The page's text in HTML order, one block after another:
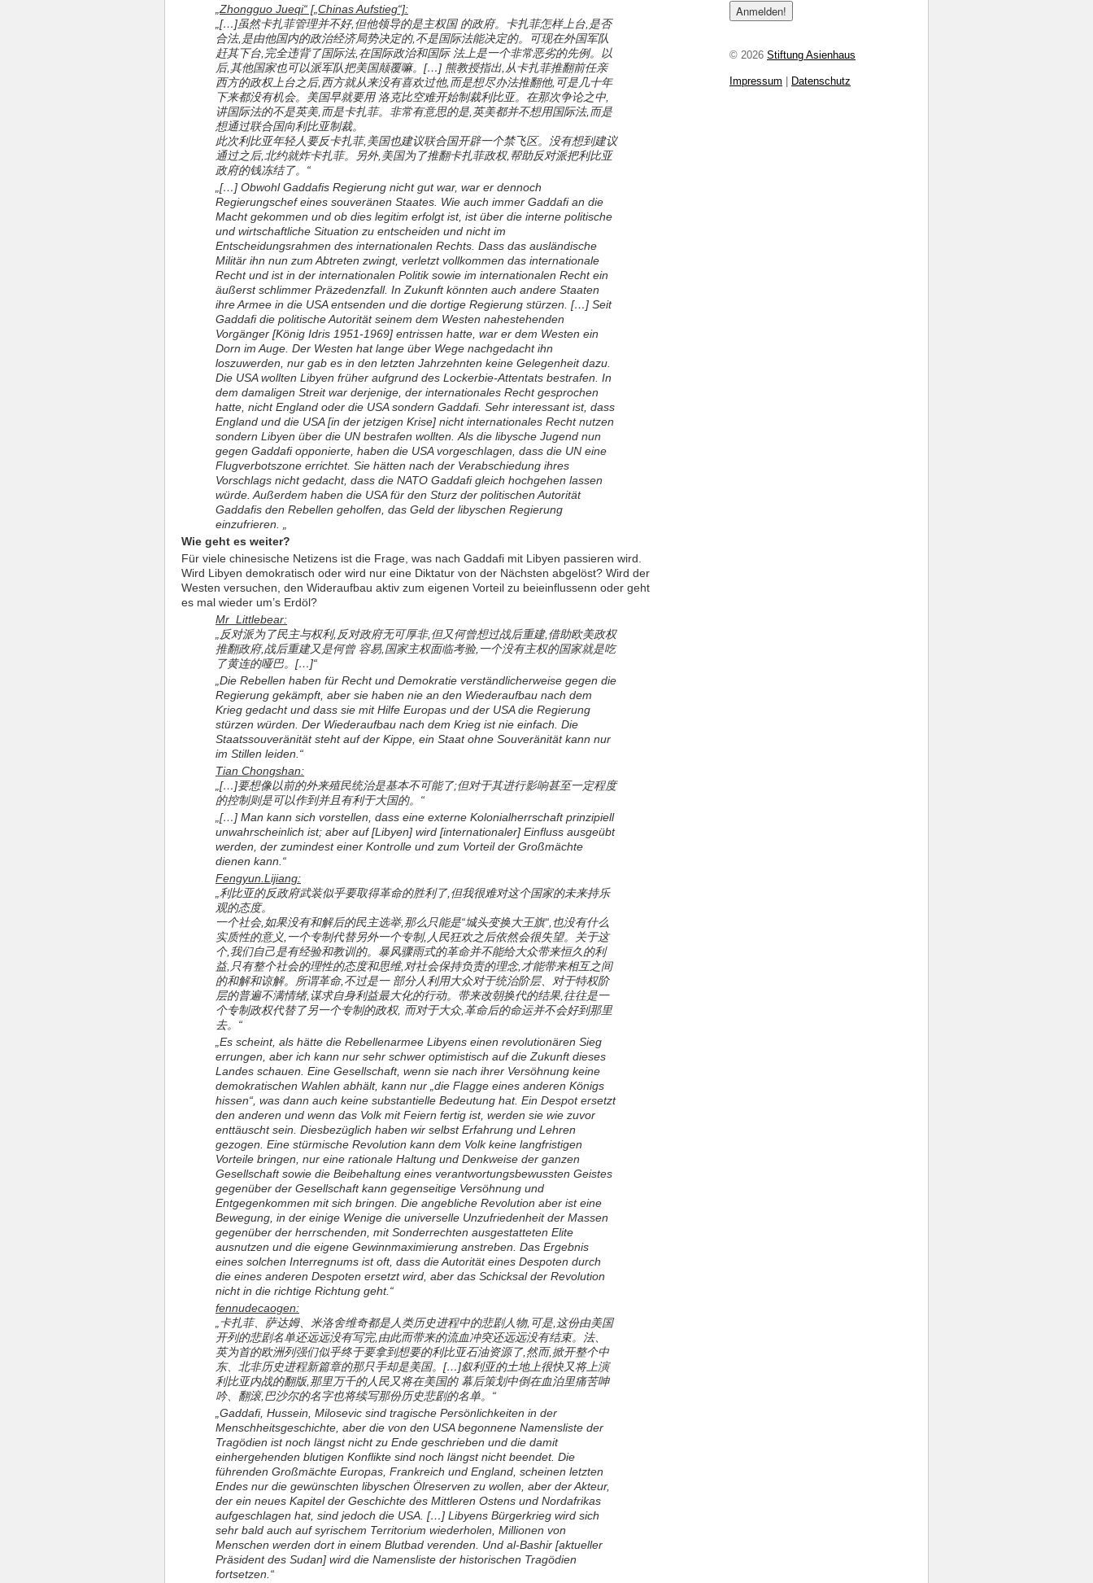
„Zhongguo Jueqi“ [„Chinas Aufstieg“]:
„[…]虽然卡扎菲管理并不好,但他领导的是主权国 的政府。卡扎菲怎样上台,是否
合法,是由他国内的政治经济局势决定的,不是国际法能决定的。可现在外国军队
赶其下台,完全违背了国际法,在国际政治和国际 法上是一个非常恶劣的先例。以
后,其他国家也可以派军队把美国颠覆嘛。[…] 熊教授指出,从卡扎菲推翻前任亲
西方的政权上台之后,西方就从来没有喜欢过他,而是想尽办法推翻他,可是几十年
下来都没有机会。美国早就要用 洛克比空难开始制裁利比亚。在那次争论之中,
讲国际法的不是英美,而是卡扎菲。非常有意思的是,英美都并不想用国际法,而是
想通过联合国向利比亚制裁。
此次利比亚年轻人要反卡扎菲,美国也建议联合国开辟一个禁飞区。没有想到建议
通过之后,北约就炸卡扎菲。另外,美国为了推翻卡扎菲政权,帮助反对派把利比亚
政府的钱冻结了。“
„[…] Obwohl Gaddafis Regierung nicht gut war, war er dennoch
Regierungschef eines souveränen Staates. Wie auch immer Gaddafi an die
Macht gekommen und ob dies legitim erfolgt ist, ist über die interne politische
und wirtschaftliche Situation zu entscheiden und nicht im
Entscheidungsrahmen des internationalen Rechts. Dass das ausländische
Militär ihn nun zum Abtreten zwingt, verletzt vollkommen das internationale
Recht und ist in der internationalen Politik sowie im internationalen Recht ein
äußerst schlimmer Präzedenzfall. In Zukunft könnten auch andere Staaten
ihre Armee in die USA entsenden und die dortige Regierung stürzen. […] Seit
Gaddafi die politische Autorität seinem dem Westen nahestehenden
Vorgänger [König Idris 1951-1969] entrissen hatte, war er dem Westen ein
Dorn im Auge. Der Westen hat lange über Wege nachgedacht ihn
loszuwerden, nur gab es in den letzten Jahrzehnten keine Gelegenheit dazu.
Die USA wollten Libyen früher aufgrund des Lockerbie-Attentats bestrafen. In
dem damaligen Streit war derjenige, der internationales Recht gesprochen
hatte, nicht England oder die USA sondern Gaddafi. Sehr interessant ist, dass
England und die USA [in der jetzigen Krise] nicht internationales Recht nutzen
sondern Libyen über die UN bestrafen wollten. Als die libysche Jugend nun
gegen Gaddafi opponierte, haben die USA vorgeschlagen, dass die UN eine
Flugverbotszone errichtet. Sie hätten nach der Verabschiedung ihres
Vorschlags nicht gedacht, dass die NATO Gaddafi gleich hochgehen lassen
würde. Außerdem haben die USA für den Sturz der politischen Autorität
Gaddafis den Rebellen geholfen, das Geld der libyschen Regierung
einzufrieren. „
Wie geht es weiter?
Für viele chinesische Netizens ist die Frage, was nach Gaddafi mit Libyen passieren wird.
Wird Libyen demokratisch oder wird nur eine Diktatur von der Nächsten abgelöst? Wird der
Westen versuchen, den Wideraufbau aktiv zum eigenen Vorteil zu beieinflussenn oder geht
es mal wieder um’s Erdöl?
Mr_Littlebear:
„反对派为了民主与权利,反对政府无可厚非,但又何曾想过战后重建,借助欧美政权
推翻政府,战后重建又是何曾 容易,国家主权面临考验,一个没有主权的国家就是吃
了黄连的哑巴。[…]“
„Die Rebellen haben für Recht und Demokratie verständlicherweise gegen die
Regierung gekämpft, aber sie haben nie an den Wiederaufbau nach dem
Krieg gedacht und dass sie mit Hilfe Europas und der USA die Regierung
stürzen würden. Der Wiederaufbau nach dem Krieg ist nie einfach. Die
Staatssouveränität steht auf der Kippe, ein Staat ohne Souveränität kann nur
im Stillen leiden.“
Tian Chongshan:
„[…]要想像以前的外来殖民统治是基本不可能了;但对于其进行影响甚至一定程度
的控制则是可以作到并且有利于大国的。“
„[…] Man kann sich vorstellen, dass eine externe Kolonialherrschaft prinzipiell
unwahrscheinlich ist; aber auf [Libyen] wird [internationaler] Einfluss ausgeübt
werden, der zumindest einer Kontrolle und zum Vorteil der Großmächte
dienen kann.“
Fengyun.Lijiang:
„利比亚的反政府武装似乎要取得革命的胜利了,但我很难对这个国家的未来持乐
观的态度。
一个社会,如果没有和解后的民主选举,那么只能是“城头变换大王旗“,也没有什么
实质性的意义,一个专制代替另外一个专制,人民狂欢之后依然会很失望。关于这
个,我们自己是有经验和教训的。暴风骤雨式的革命并不能给大众带来恒久的利
益,只有整个社会的理性的态度和思维,对社会保持负责的理念,才能带来相互之间
的和解和谅解。所谓革命,不过是一 部分人利用大众对于统治阶层、对于特权阶
层的普遍不满情绪,谋求自身利益最大化的行动。带来改朝换代的结果,往往是一
个专制政权代替了另一个专制的政权, 而对于大众,革命后的命运并不会好到那里
去。“
„Es scheint, als hätte die Rebellenarmee Libyens einen revolutionären Sieg
errungen, aber ich kann nur sehr schwer optimistisch auf die Zukunft dieses
Landes schauen. Eine Gesellschaft, wenn sie nach ihrer Versöhnung keine
demokratischen Wahlen abhält, kann nur „die Flagge eines anderen Königs
hissen“, was dann auch keine substantielle Bedeutung hat. Ein Despot ersetzt
den anderen und wenn das Volk mit Feiern fertig ist, werden sie wie zuvor
enttäuscht sein. Diesbezüglich haben wir selbst Erfahrung und Lehren
gezogen. Eine stürmische Revolution kann dem Volk keine langfristigen
Vorteile bringen, nur eine rationale Haltung und Denkweise der ganzen
Gesellschaft sowie die Beibehaltung eines verantwortungsbewussten Geistes
gegenüber der Gesellschaft kann gegenseitige Versöhnung und
Entgegenkommen mit sich bringen. Die angebliche Revolution aber ist eine
Bewegung, in der einige Wenige die universelle Unzufriedenheit der Massen
gegenüber der herrschenden, mit Sonderrechten ausgestatteten Elite
ausnutzen und die eigene Gewinnmaximierung anstreben. Das Ergebnis
eines solchen Interregnums ist oft, dass die Autorität eines Despoten durch
die eines anderen Despoten ersetzt wird, aber das Schicksal der Revolution
nicht in die richtige Richtung geht.“
fennudecaogen:
„卡扎菲、萨达姆、米洛舍维奇都是人类历史进程中的悲剧人物,可是,这份由美国
开列的悲剧名单还远远没有写完,由此而带来的流血冲突还远远没有结束。法、
英为首的欧洲列强们似乎终于要拿到想要的利比亚石油资源了,然而,掀开整个中
东、北非历史进程新篇章的那只手却是美国。[…]叙利亚的土地上很快又将上演
利比亚内战的翻版,那里万千的人民又将在美国的 幕后策划中倒在血泊里痛苦呻
吟、翻滚,巴沙尔的名字也将续写那份历史悲剧的名单。“
„Gaddafi, Hussein, Milosevic sind tragische Persönlichkeiten in der
Menschheitsgeschichte, aber die von den USA begonnene Namensliste der
Tragödien ist noch längst nicht zu Ende geschrieben und die damit
einhergehenden blutigen Konflikte sind noch längst nicht beendet. Die
führenden Großmächte Europas, Frankreich und England, scheinen letzten
Endes nur die gewünschten libyschen Ölreserven zu wollen, aber der Akteur,
der ein neues Kapitel der Geschichte des Mittleren Ostens und Nordafrikas
aufgeschlagen hat, sind jedoch die USA. […] Libyens Bürgerkrieg wird sich
sehr bald auch auf syrischem Territorium wiederholen, Millionen von
Menschen werden dort in einem Blutbad verenden. Und al-Bashir [aktueller
Präsident des Sudan] wird die Namensliste der historischen Tragödien
fortsetzen.“
© 2026 Stiftung Asienhaus
Impressum Datenschutz